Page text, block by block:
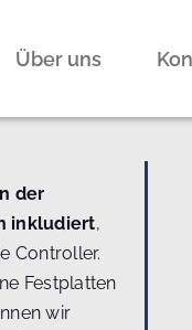
Über uns
der
inkludiert,
Controller.
Festplatten
wir